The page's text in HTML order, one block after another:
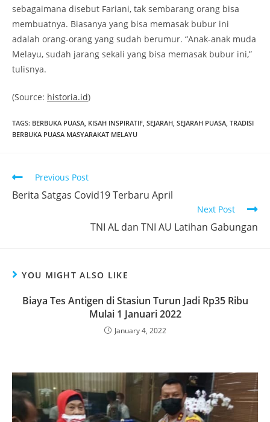
sebagaimana disebut Fariani, tak sembarang orang bisa
membuatnya. Biasanya yang bisa memasak bubur ini
adalah orang-orang yang sudah berumur. “Anak-anak muda
Melayu, sudah jarang sekali yang bisa memasak bubur ini,”
tulisnya.
(Source: historia.id)
TAGS: BERBUKA PUASA KISAH INSPIRATIF SEJARAH SEJARAH PUASA TRADISI
BERBUKA PUASA MASYARAKAT MELAYU
Read
articles
Previous Post
Berita Satgas Covid19 Terbaru April
Next Post
TNI AL dan TNI AU Latihan Gabungan
YOU MIGHT ALSO LIKE
Biaya Tes Antigen di Stasiun Turun Jadi Rp35 Ribu
Mulai 1 Januari 2022
January 4, 2022